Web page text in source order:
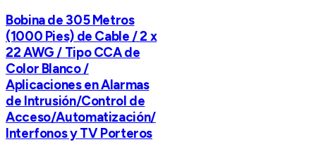
Bobina de 305 Metros
(1000 Pies) de Cable / 2 x
22 AWG / Tipo CCA de
Color Blanco /
Aplicaciones en Alarmas
de Intrusión/Control de
Acceso/Automatización/
Interfonos y TV Porteros